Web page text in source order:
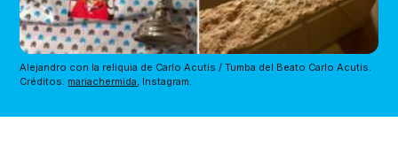
Alejandro con la reliquia de Carlo Acutis / Tumba del Beato Carlo Acutis.
Créditos: mariachermida, Instagram.